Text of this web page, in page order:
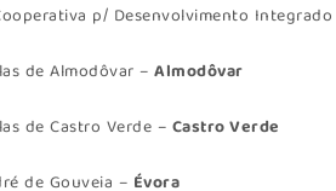
p/ Desenvolvimento
de Almodôvar –Almodôvar
de Castro Verde – Castro Verde
de Gouveia – Évora